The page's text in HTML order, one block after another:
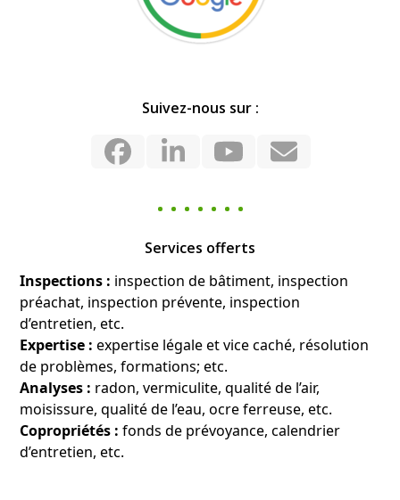
Suivez-nous sur :
Facebook
LinkedIn
YouTube
Email
Services offerts
Inspections : inspection de bâtiment, inspection
préachat, inspection prévente, inspection
d’entretien, etc.
Expertise :expertise légale et vice caché, résolution
de problèmes, formations; etc.
Analyses : radon, vermiculite, qualité de l’air,
moisissure, qualité de l’eau, ocre ferreuse, etc.
Copropriétés : fonds de prévoyance, calendrier
d’entretien, etc.